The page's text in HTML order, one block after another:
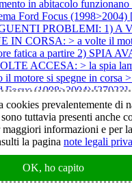
in abitacolo funzionano
Ford Focus (1998>2004)
PROBLEMI: 1) A
IN CORSA: > a volte il
fatica a partire 2) SPIA
ACCESA: > la spia
il motore si spegne in corsa
Focus (1998>2004) [37032]
E LA 4° VELOCITA`
SI SPEGNE IL
spegne la spia sul tasto A/
nota: impostando la
tasto A/C > la ventola in
(1998>2004) [37226] SI
cookies prevalentemente di
tuttavia presenti anche
maggiori informazioni e per
la pagina note legali
OK, ho capito